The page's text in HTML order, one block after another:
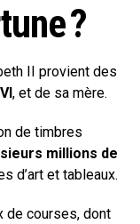
?
II provient des
, et de sa mère.
de timbres
millions de
d’art et tableaux.
de courses, dont